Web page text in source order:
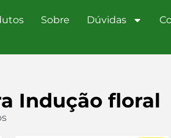
Sobre Dúvidas
Indução floral